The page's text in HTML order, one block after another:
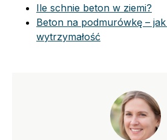
Ile schnie beton w ziemi?
Beton na podmurówkę – jak
wytrzymałość